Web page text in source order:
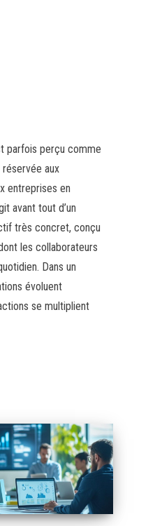
parfois perçu comme
aux
entreprises en
avant tout d’un
très concret, conçu
les collaborateurs
Dans un
évoluent
se multiplient